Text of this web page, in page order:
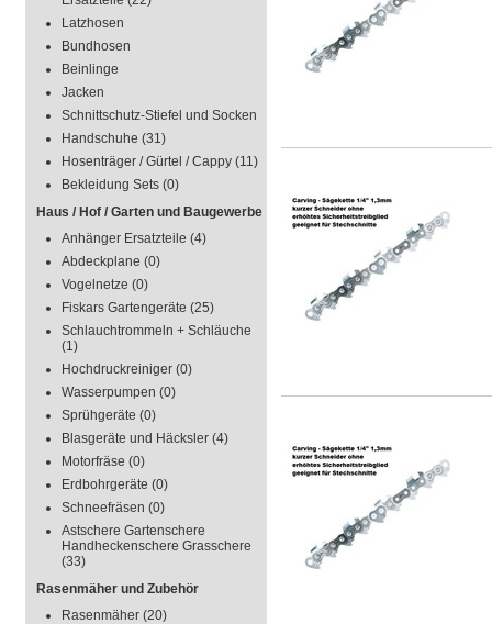
Latzhosen
Bundhosen
Beinlinge
Jacken
Schnittschutz-Stiefel und Socken
Handschuhe (31)
Hosenträger / Gürtel / Cappy (11)
Bekleidung Sets (0)
Haus / Hof / Garten und Baugewerbe
Anhänger Ersatzteile (4)
Abdeckplane (0)
Vogelnetze (0)
Fiskars Gartengeräte (25)
Schlauchtrommeln + Schläuche
(1)
Hochdruckreiniger (0)
Wasserpumpen (0)
Sprühgeräte (0)
Blasgeräte und Häcksler (4)
Motorfräse (0)
Erdbohrgeräte (0)
Schneefräsen (0)
Astschere Gartenschere
Handheckenschere Grasschere
(33)
Rasenmäher und Zubehör
Rasenmäher (20)